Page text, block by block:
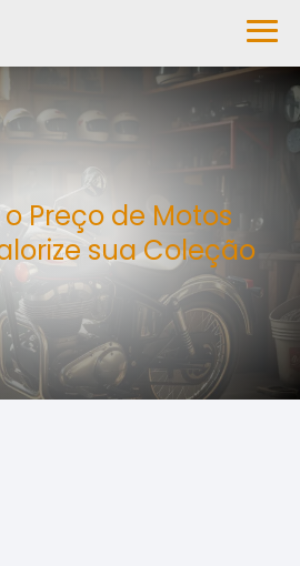
Preço de Motos
sua Coleção